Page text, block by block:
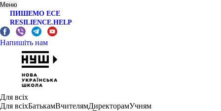
Меню
ПИШЕМО ЕСЕ
RESILIENCE.HELP
Напишіть нам
Для всіх
Для всіхБатькамВчителямДиректорамУчням